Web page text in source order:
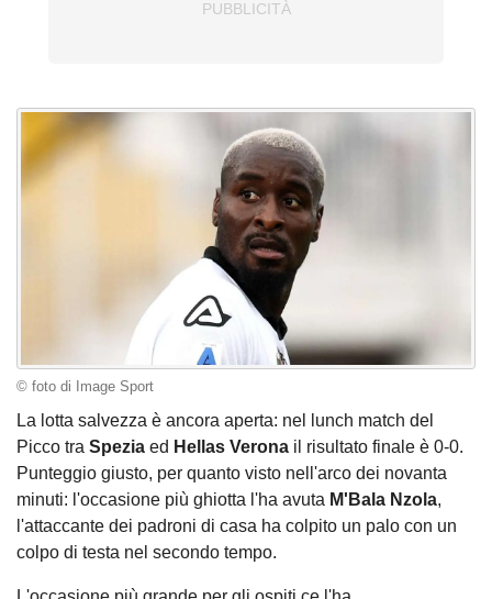
© foto di Image Sport
La lotta salvezza è ancora aperta: nel lunch match del
Picco tra Spezia ed Hellas Verona il risultato finale è 0-0.
Punteggio giusto, per quanto visto nell'arco dei novanta
minuti: l'occasione più ghiotta l'ha avuta M'Bala Nzola,
l'attaccante dei padroni di casa ha colpito un palo con un
colpo di testa nel secondo tempo.